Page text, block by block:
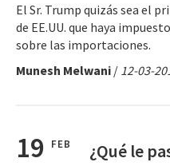
El Sr. Trump quizás sea el
de EE.UU. que haya
sobre las importaciones.
Munesh Melwani / 12-03-
19 FEB ¿Qué le